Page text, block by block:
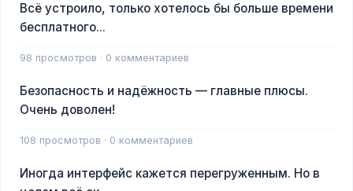
Всё устроило, только хотелось бы больше времени
бесплатного...
98 просмотров · 0 комментариев
Безопасность и надёжность — главные плюсы.
Очень доволен!
108 просмотров · 0 комментариев
Иногда интерфейс кажется перегруженным. Но в